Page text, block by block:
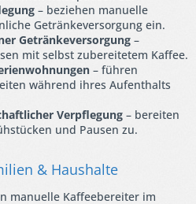
– beziehen manuelle
Getränkeversorgung ein.
Getränkeversorgung –
mit selbst zubereitetem Kaffee.
– führen
während ihres Aufenthalts
Verpflegung – bereiten
und Pausen zu.
& Haushalte
manuelle Kaffeebereiter im